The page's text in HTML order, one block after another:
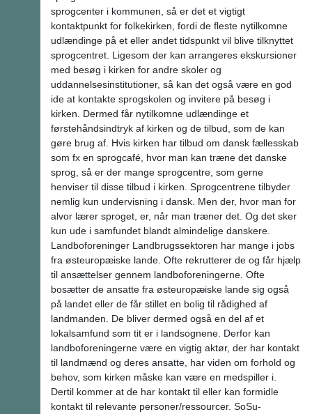
sprogcenter i kommunen, så er det et vigtigt
kontaktpunkt for folkekirken, fordi de fleste nytilkomne
udlændinge på et eller andet tidspunkt vil blive tilknyttet
sprogcentret. Ligesom der kan arrangeres ekskursioner
med besøg i kirken for andre skoler og
uddannelsesinstitutioner, så kan det også være en god
ide at kontakte sprogskolen og invitere på besøg i
kirken. Dermed får nytilkomne udlændinge et
førstehåndsindtryk af kirken og de tilbud, som de kan
gøre brug af. Hvis kirken har tilbud om dansk fællesskab
som fx en sprogcafé, hvor man kan træne det danske
sprog, så er der mange sprogcentre, som gerne
henviser til disse tilbud i kirken. Sprogcentrene tilbyder
nemlig kun undervisning i dansk. Men der, hvor man for
alvor lærer sproget, er, når man træner det. Og det sker
kun ude i samfundet blandt almindelige danskere.
Landboforeninger Landbrugssektoren har mange i jobs
fra østeuropæiske lande. Ofte rekrutterer de og får hjælp
til ansættelser gennem landboforeningerne. Ofte
bosætter de ansatte fra østeuropæiske lande sig også
på landet eller de får stillet en bolig til rådighed af
landmanden. De bliver dermed også en del af et
lokalsamfund som tit er i landsognene. Derfor kan
landboforeningerne være en vigtig aktør, der har kontakt
til landmænd og deres ansatte, har viden om forhold og
behov, som kirken måske kan være en medspiller i.
Dertil kommer at de har kontakt til eller kan formidle
kontakt til relevante personer/ressourcer. SoSu-